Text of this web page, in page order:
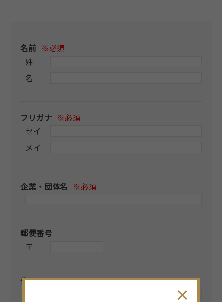
名前 ※必須
姓
名
フリガナ ※必須
セイ
メイ
企業・団体名 ※必須
郵便番号
〒
住所